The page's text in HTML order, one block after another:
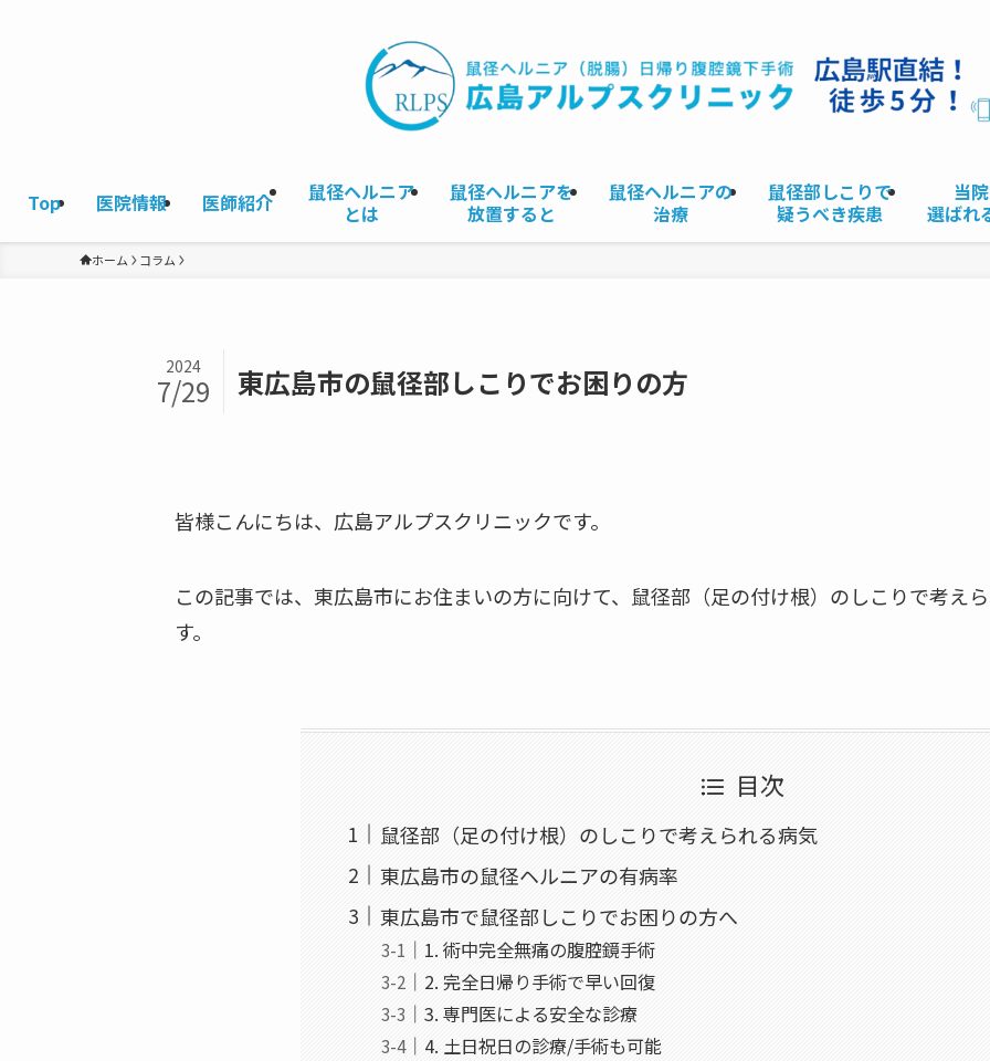
Top 医院情報 医師紹介
鼠径ヘルニア
とは
鼠径ヘルニアを
放置すると
鼠径ヘルニアの
治療
鼠径部しこりで
疑うべき疾患
当
選ばれ
ホーム コラム
東広島市の鼠径部しこりでお困りの方
2024
7/29
皆様こんにちは、広島アルプスクリニックです。
この記事では、東広島市にお住まいの方に向けて、鼠径部（足の付け根）のしこりで考え
す。
目次
鼠径部（足の付け根）のしこりで考えられる病気
東広島市の鼠径ヘルニアの有病率
東広島市で鼠径部しこりでお困りの方へ
1. 術中完全無痛の腹腔鏡手術
2. 完全日帰り手術で早い回復
3. 専門医による安全な診療
4. 土日祝日の診療/手術も可能